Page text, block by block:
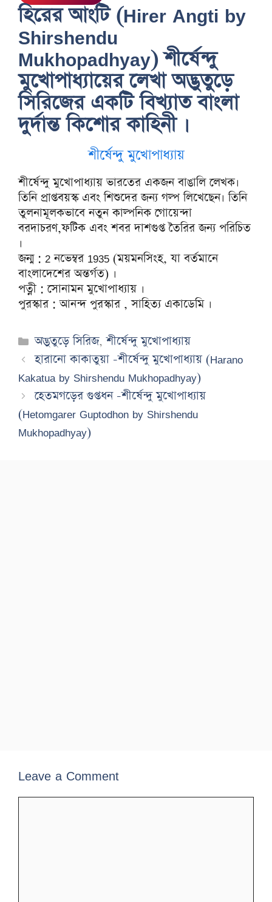
হিরের আংটি (Hirer Angti by
Shirshendu
Mukhopadhyay) শীর্ষেন্দু
মুখোপাধ্যায়ের লেখা অদ্ভুতুড়ে
সিরিজের একটি বিখ্যাত বাংলা
দুর্দান্ত কিশোর কাহিনী ।
শীর্ষেন্দু মুখোপাধ্যায়
শীর্ষেন্দু মুখোপাধ্যায় ভারতের একজন বাঙালি লেখক।
তিনি প্রাপ্তবয়স্ক এবং শিশুদের জন্য গল্প লিখেছেন। তিনি
তুলনামূলকভাবে নতুন কাল্পনিক গোয়েন্দা
বরদাচরণ,ফটিক এবং শবর দাশগুপ্ত তৈরির জন্য পরিচিত
।
জন্ম : 2 নভেম্বর 1935 (ময়মনসিংহ, যা বর্তমানে
বাংলাদেশের অন্তর্গত) ।
পত্নী : সোনামন মুখোপাধ্যায় ।
পুরস্কার : আনন্দ পুরস্কার , সাহিত্য একাডেমি ।
Categories
অদ্ভুতুড়ে সিরিজ,শীর্ষেন্দু মুখোপাধ্যায়
হারানো কাকাতুয়া -শীর্ষেন্দু মুখোপাধ্যায় (Harano
Kakatua by Shirshendu Mukhopadhyay)
হেতমগড়ের গুপ্তধন -শীর্ষেন্দু মুখোপাধ্যায়
(Hetomgarer Guptodhon by Shirshendu
Mukhopadhyay)
Leave a Comment